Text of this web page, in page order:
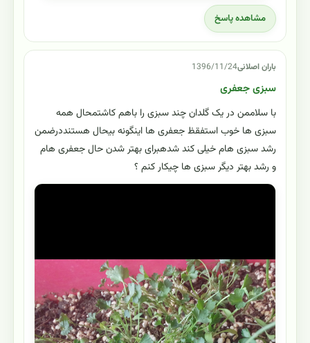
مشاهده پاسخ
باران اصلانی1396/11/24
سبزی جعفری
با سلاممن در یک گلدان چند سبزی را باهم کاشتمحال همه
سبزی ها خوب استفقظ جعفری ها اینگونه بیحال هستنددرضمن
رشد سبزی هام خیلی کند شدهبرای بهتر شدن حال جعفری هام
و رشد بهتر دیگر سبزی ها چیکار کنم ؟